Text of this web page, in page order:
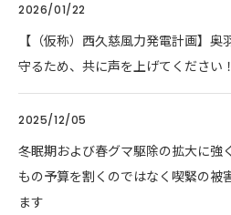
2026/01/22
【（仮称）西久慈風力発電計画】
守るため、共に声を上げてください！
2025/12/05
冬眠期および春グマ駆除の拡大に強
もの予算を割くのではなく喫緊の被
ます